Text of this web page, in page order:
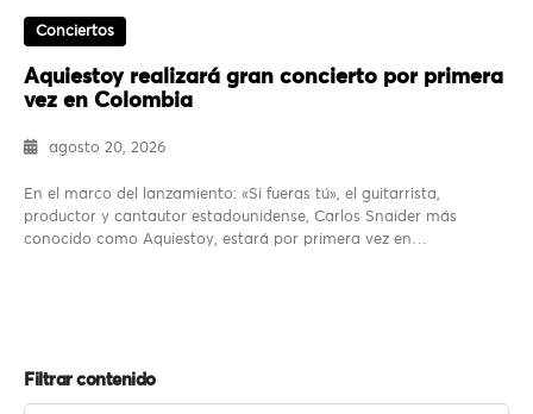
Conciertos
Aquiestoy realizará gran concierto por primera
vez en Colombia
agosto 20, 2026
En el marco del lanzamiento: «Si fueras tú», el guitarrista,
productor y cantautor estadounidense, Carlos Snaider más
conocido como Aquiestoy, estará por primera vez en…
Filtrar contenido